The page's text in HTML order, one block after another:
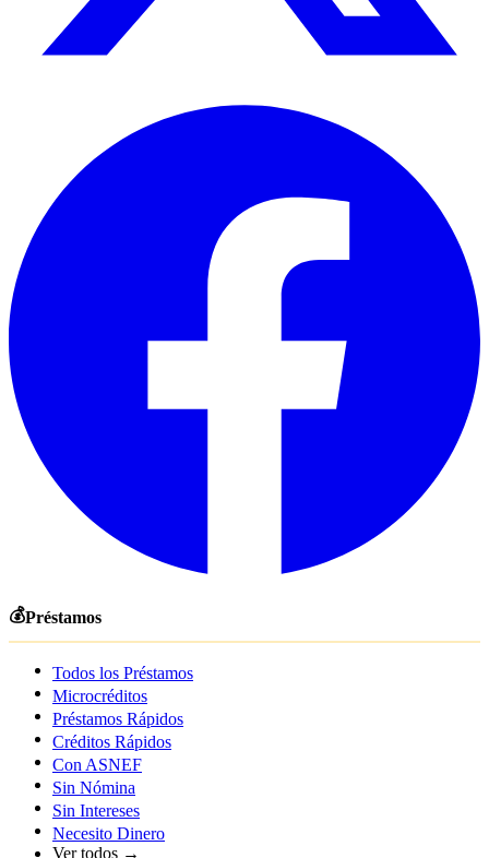
💰Préstamos
Todos los Préstamos
Microcréditos
Préstamos Rápidos
Créditos Rápidos
Con ASNEF
Sin Nómina
Sin Intereses
Necesito Dinero
Ver todos →